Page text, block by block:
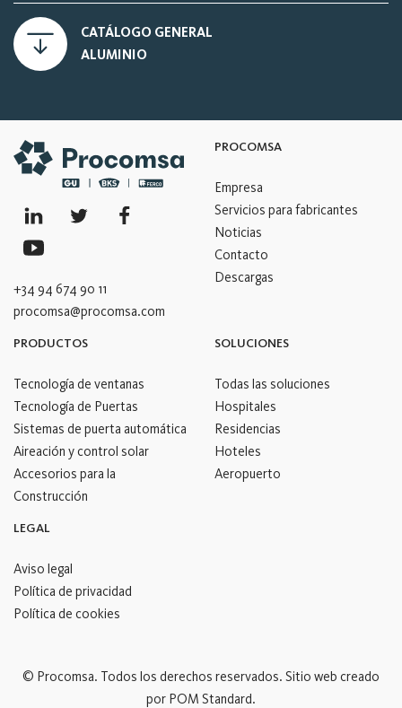
CATÁLOGO GENERAL
ALUMINIO
+34 94 674 90 11
procomsa@procomsa.com
PROCOMSA
Empresa
Servicios para fabricantes
Noticias
Contacto
Descargas
PRODUCTOS
Tecnología de ventanas
Tecnología de Puertas
Sistemas de puerta automática
Aireación y control solar
Accesorios para la
Construcción
SOLUCIONES
Todas las soluciones
Hospitales
Residencias
Hoteles
Aeropuerto
LEGAL
Aviso legal
Política de privacidad
Política de cookies
© Procomsa. Todos los derechos reservados. Sitio web creado
por POM Standard.